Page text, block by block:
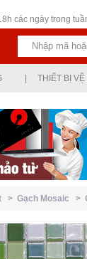
các ngày trong
THIẾT BỊ VỆ
> Gạch Mosaic >